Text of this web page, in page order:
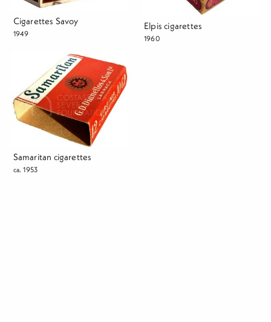
Cigarettes Savoy
1949
Elpis cigarettes
1960
Samaritan cigarettes
ca. 1953